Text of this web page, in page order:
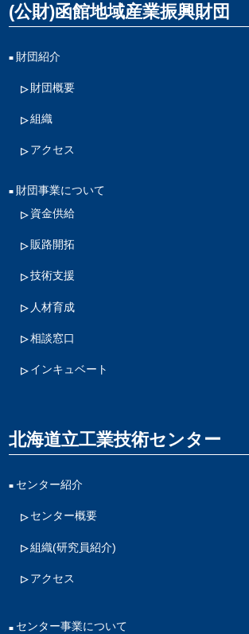
(公財)函館地域産業振興財団
財団紹介
財団概要
組織
アクセス
財団事業について
資金供給
販路開拓
技術支援
人材育成
相談窓口
インキュベート
北海道立工業技術センター
センター紹介
センター概要
組織(研究員紹介)
アクセス
センター事業について